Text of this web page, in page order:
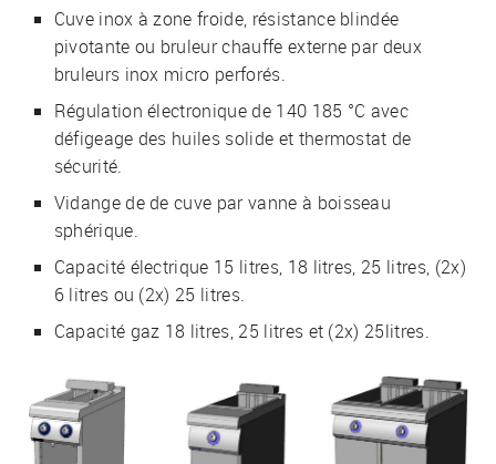
Cuve inox à zone froide, résistance blindée
pivotante ou bruleur chauffe externe par deux
bruleurs inox micro perforés.
Régulation électronique de 140 185 °C avec
défigeage des huiles solide et thermostat de
sécurité.
Vidange de de cuve par vanne à boisseau
sphérique.
Capacité électrique 15 litres, 18 litres, 25 litres, (2x)
6 litres ou (2x) 25 litres.
Capacité gaz 18 litres, 25 litres et (2x) 25litres.